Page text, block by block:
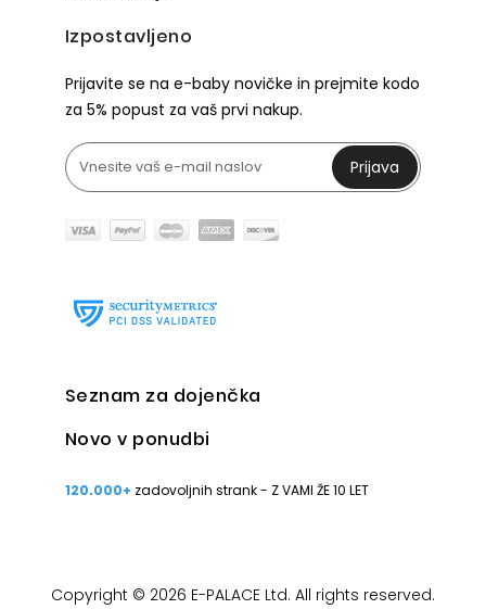
Izpostavljeno
Prijavite se na e-baby novičke in prejmite kodo
za 5% popust za vaš prvi nakup.
Prijava
Seznam za dojenčka
Novo v ponudbi
120.000+ zadovoljnih strank - Z VAMI ŽE 10 LET
Copyright © 2026 E-PALACE Ltd. All rights reserved.